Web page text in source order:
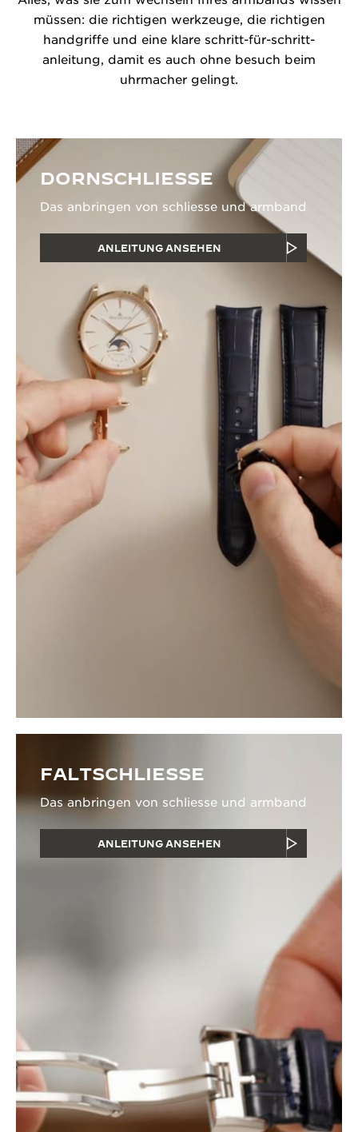
müssen: die richtigen werkzeuge, die richtigen
handgriffe und eine klare schritt-für-schritt-
anleitung, damit es auch ohne besuch beim
uhrmacher gelingt.
DORNSCHLIESSE
Das anbringen von schliesse und armband
ANLEITUNG ANSEHEN
FALTSCHLIESSE
Das anbringen von schliesse und armband
ANLEITUNG ANSEHEN